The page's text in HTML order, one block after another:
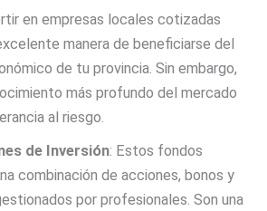
en empresas locales cotizadas
manera de beneficiarse del
de tu provincia. Sin embargo,
más profundo del mercado
al riesgo.
de Inversión: Estos fondos
combinación de acciones, bonos y
por profesionales. Son una